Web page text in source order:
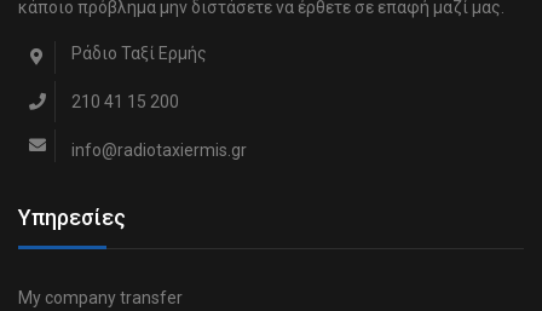
κάποιο πρόβλημα μην διστάσετε να έρθετε σε επαφή μαζί μας.
Ράδιο Ταξί Ερμής
210 41 15 200
info@radiotaxiermis.gr
Υπηρεσίες
My company transfer